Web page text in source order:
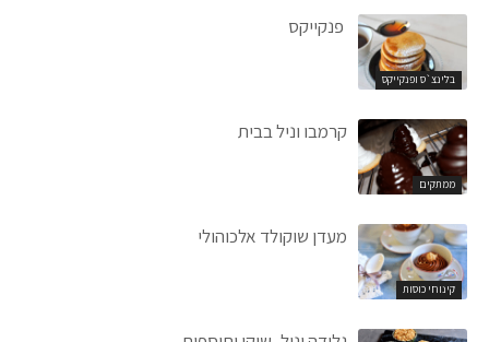
בלינצ`ס ופנקייקס
פנקייקס
ממתקים
קרמבו וניל בבית
קינוחי כוסות
מעדן שוקולד אלכוהולי